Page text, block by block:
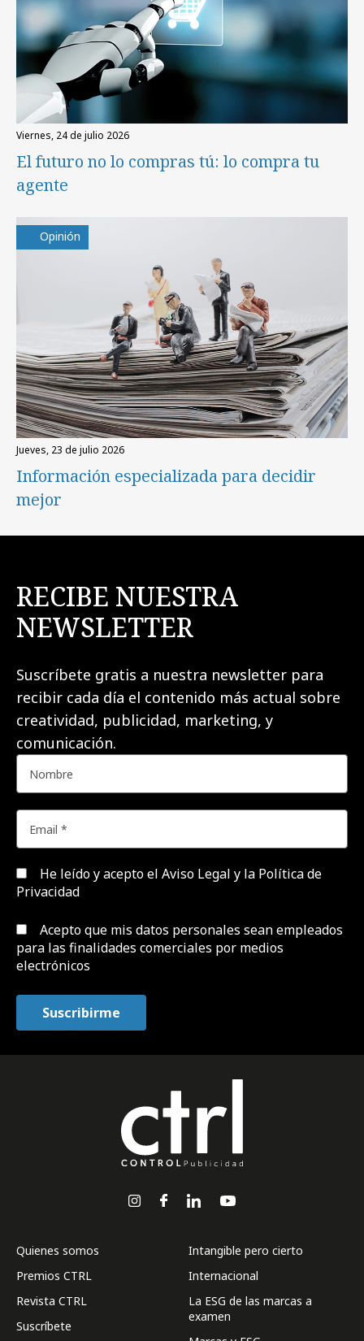
viernes, 24 de julio 2026
El futuro no lo compras tú: lo compra tu
agente
Opinión
jueves, 23 de julio 2026
Información especializada para decidir
mejor
RECIBE NUESTRA
NEWSLETTER
Suscríbete gratis a nuestra newsletter para
recibir cada día el contenido más actual sobre
creatividad, publicidad, marketing, y
comunicación.
He leído y acepto el Aviso Legal y la Política de
Privacidad
Acepto que mis datos personales sean empleados
para las finalidades comerciales por medios
electrónicos
Quienes somos
Premios CTRL
Revista CTRL
Suscríbete
Intangible pero cierto
Internacional
La ESG de las marcas a
examen